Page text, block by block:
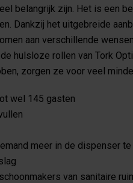
belangrijk zijn. Het is een
Dankzij het uitgebreide
aan verschillende
hulsloze rollen van Tork
zorgen ze voor veel
wel 145 gasten
meer in de dispenser
van sanitaire